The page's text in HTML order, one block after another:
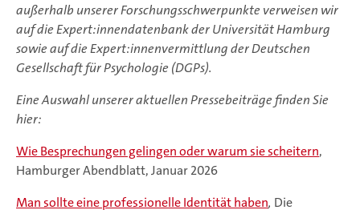
außerhalb unserer Forschungsschwerpunkte verweisen wir
auf die Expert:innendatenbank der Universität Hamburg
sowie auf die Expert:innenvermittlung der Deutschen
Gesellschaft für Psychologie (DGPs).
Eine Auswahl unserer aktuellen Pressebeiträge finden Sie
hier:
Wie Besprechungen gelingen oder warum sie scheitern,
Hamburger Abendblatt, Januar 2026
Man sollte eine professionelle Identität haben, Die